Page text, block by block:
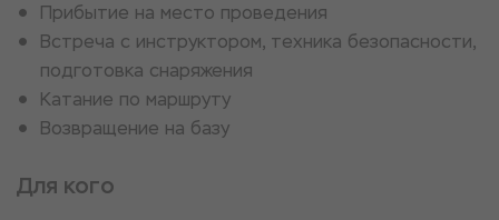
Прибытие на место проведения
Встреча с инструктором, техника безопасности,
подготовка снаряжения
Катание по маршруту
Возвращение на базу
Для кого